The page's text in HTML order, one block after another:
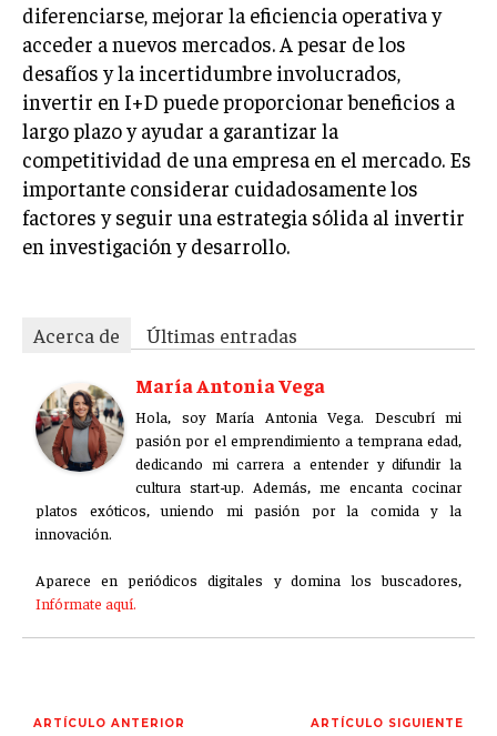
diferenciarse, mejorar la eficiencia operativa y
acceder a nuevos mercados. A pesar de los
desafíos y la incertidumbre involucrados,
invertir en I+D puede proporcionar beneficios a
largo plazo y ayudar a garantizar la
competitividad de una empresa en el mercado. Es
importante considerar cuidadosamente los
factores y seguir una estrategia sólida al invertir
en investigación y desarrollo.
Acerca de
Últimas entradas
María Antonia Vega
Hola, soy María Antonia Vega. Descubrí mi
pasión por el emprendimiento a temprana edad,
dedicando mi carrera a entender y difundir la
cultura start-up. Además, me encanta cocinar
platos exóticos, uniendo mi pasión por la comida y la
innovación.
Aparece en periódicos digitales y domina los buscadores,
Infórmate aquí.
ARTÍCULO ANTERIOR ARTÍCULO SIGUIENTE